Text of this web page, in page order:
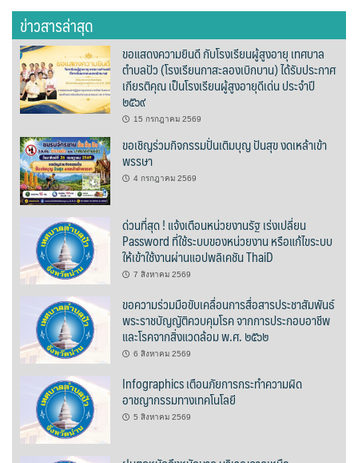
ริมน้ำปัวแคมป์ปิ้ง
ฤทธิ์รดาโฮม
ลองนอนนา
วิดาโฮม
สลีพ&ฟิชชิ่ง
สวัสดีปัวโฮมสเตย์
สุขใจเฮ้าส์
อิงขว้างโฮมสเตย์
อิงดอยปัว
อุ่นไอปัว
อูปแก้วรีสอร์ท
ฮอมฮักแกลเลอรี่
ข่าวสารล่าสุด
ขอแสดงความยินดี กับโรงเรียนผู้สูงอายุ เทศบาล
ตำบลปัว (โรงเรียนกาสะลองเบิกบาน) ได้รับประกาศ
เกียรติคุณ เป็นโรงเรียนผู้สูงอายุดีเด่น ประจำปี
๒๕๖๙
15 กรกฎาคม 2569
ขอเชิญร่วมกิจกรรมปั่นเติมบุญ ปันสุข งดเหล้าเข้า
พรรษา
4 กรกฎาคม 2569
ด่วนที่สุด ! แจ้งเตือนหน่วยงานรัฐ เร่งเปลี่ยน
Password ที่ใช้ระบบของหน่วยงาน หรือแก้ไขระบบ
ให้เข้าใช้งานผ่านแอปพลิเคชัน ThaiD
7 สิงหาคม 2569
ขอความร่วมมือขับเคลื่อนการสื่อสารประชาสัมพันธ์
พระราชบัญญัติควบคุมโรค จากการประกอบอาชีพ
และโรคจากสิ่งแวดล้อม พ.ศ. ๒๕๖๒
6 สิงหาคม 2569
Infographics เตือนภัยการกระทำความผิด
อาชญากรรมทางเทคโนโลยี
5 สิงหาคม 2569